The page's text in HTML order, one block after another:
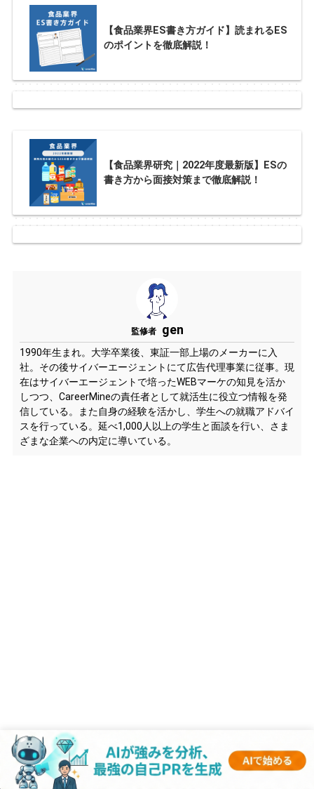
【食品業界ES書き方ガイド】読まれるES
のポイントを徹底解説！
【食品業界研究｜2022年度最新版】ESの
書き方から面接対策まで徹底解説！
監修者 gen
1990年生まれ。大学卒業後、東証一部上場のメーカーに入
社。その後サイバーエージェントにて広告代理事業に従事。現
在はサイバーエージェントで培ったWEBマーケの知見を活か
しつつ、CareerMineの責任者として就活生に役立つ情報を発
信している。また自身の経験を活かし、学生への就職アドバイ
スを行っている。延べ1,000人以上の学生と面談を行い、さま
ざまな企業への内定に導いている。